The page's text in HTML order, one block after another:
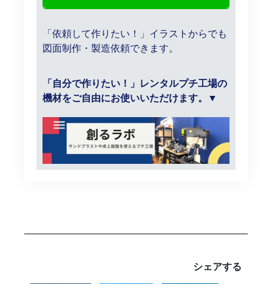
「依頼して作りたい！」 イラストからでも
図面制作・製造依頼できます。
「自分で作りたい！」レンタルプチ工場の
機材をご自由にお使いいただけます。▼
シェアする